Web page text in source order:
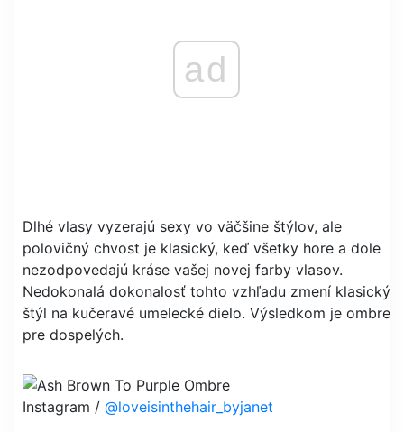
ad
Dlhé vlasy vyzerajú sexy vo väčšine štýlov, ale
polovičný chvost je klasický, keď všetky hore a dole
nezodpovedajú kráse vašej novej farby vlasov.
Nedokonalá dokonalosť tohto vzhľadu zmení klasický
štýl na kučeravé umelecké dielo. Výsledkom je ombre
pre dospelých.
Instagram / @loveisinthehair_byjanet